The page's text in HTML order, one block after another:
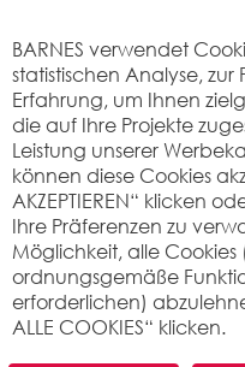
Rechtliche
BARNES verwendet
statistischen Analyse, zur
Erfahrung, um Ihnen
die auf Ihre Projekte
Leistung unserer
können diese Cookies
AKZEPTIEREN“ klicken
Ihre Präferenzen zu
Möglichkeit, alle
ordnungsgemäße
erforderlichen)
ALLE COOKIES“ klicken.